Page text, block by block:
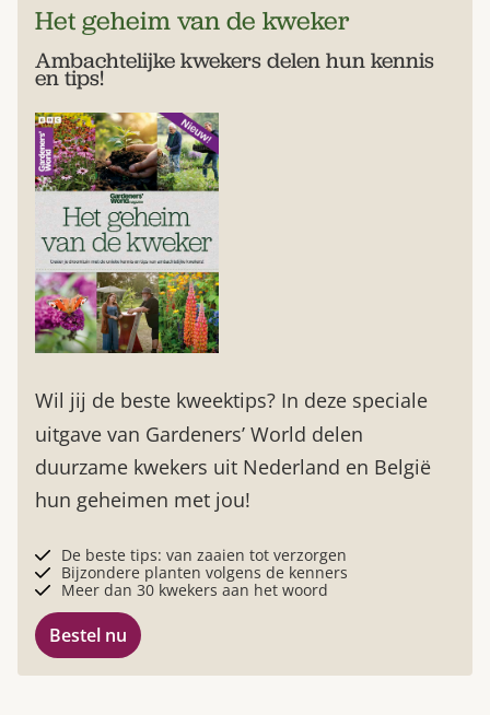
Het geheim van de kweker
Ambachtelijke kwekers delen hun kennis
en tips!
Wil jij de beste kweektips? In deze speciale
uitgave van Gardeners’ World delen
duurzame kwekers uit Nederland en België
hun geheimen met jou!
De beste tips: van zaaien tot verzorgen
Bijzondere planten volgens de kenners
Meer dan 30 kwekers aan het woord
Bestel nu